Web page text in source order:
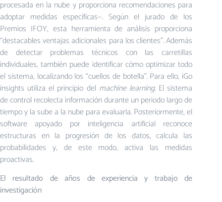
procesada en la nube y proporciona recomendaciones para
adoptar medidas específicas—. Según el jurado de los
Premios IFOY, esta herramienta de análisis proporciona
“destacables ventajas adicionales para los clientes”. Además
de detectar problemas técnicos con las carretillas
individuales, también puede identificar cómo optimizar todo
el sistema, localizando los “cuellos de botella”. Para ello, iGo
insights utiliza el principio del machine learning. El sistema
de control recolecta información durante un periodo largo de
tiempo y la sube a la nube para evaluarla. Posteriormente, el
software apoyado por inteligencia artificial reconoce
estructuras en la progresión de los datos, calcula las
probabilidades y, de este modo, activa las medidas
proactivas.
El resultado de años de experiencia y trabajo de
investigación